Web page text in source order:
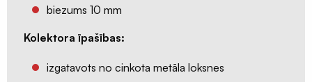
biezums 10 mm
Kolektora īpašības:
izgatavots no cinkota metāla loksnes
Rekuperatori
Centralizēta
Decentralizēta